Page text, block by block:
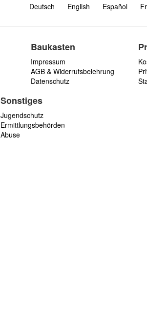
Deutsch English Español
Baukasten
Impressum
AGB & Widerrufsbelehrung
Datenschutz
Sonstiges
Jugendschutz
Ermittlungsbehörden
Abuse